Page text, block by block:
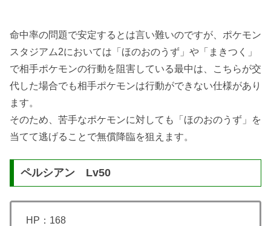
命中率の問題で安定するとは言い難いのですが、ポケモン
スタジアム2においては「ほのおのうず」や「まきつく」
で相手ポケモンの行動を阻害している最中は、こちらが交
代した場合でも相手ポケモンは行動ができない仕様があり
ます。
そのため、苦手なポケモンに対しても「ほのおのうず」を
当てて逃げることで無償降臨を狙えます。
ペルシアン Lv50
HP：168